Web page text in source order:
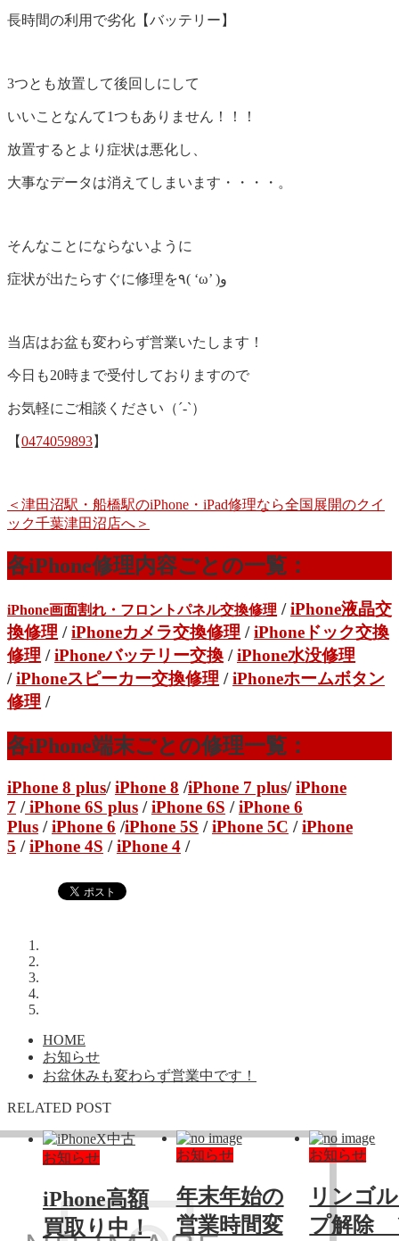
長時間の利用で劣化【バッテリー】
3つとも放置して後回しにして
いいことなんて1つもありません！！！
放置するとより症状は悪化し、
大事なデータは消えてしまいます・・・・。
そんなことにならないように
症状が出たらすぐに修理を٩( ‘ω’ )و
当店はお盆も変わらず営業いたします！
今日も20時まで受付しておりますので
お気軽にご相談ください（´-`）
【0474059893】
＜津田沼駅・船橋駅のiPhone・iPad修理なら全国展開のクイ
ック千葉津田沼店へ＞
各iPhone修理内容ごとの一覧：
iPhone画面割れ・フロントパネル交換修理 /iPhone液晶交
換修理 /iPhoneカメラ交換修理 /iPhoneドック交換
修理 /iPhoneバッテリー交換 /iPhone水没修理
/iPhoneスピーカー交換修理 /iPhoneホームボタン
修理 /
各iPhone端末ごとの修理一覧：
iPhone 8 plus/iPhone 8 /iPhone 7 plus/iPhone
7 /iPhone 6S plus /iPhone 6S /iPhone 6
Plus /iPhone 6 /iPhone 5S /iPhone 5C /iPhone
5 /iPhone 4S /iPhone 4 /
HOME
お知らせ
お盆休みも変わらず営業中です！
RELATED POST
お知らせ
iPhone高額
買取り中！
お知らせ
年末年始の
営業時間変
お知らせ
リンゴ
プ解除